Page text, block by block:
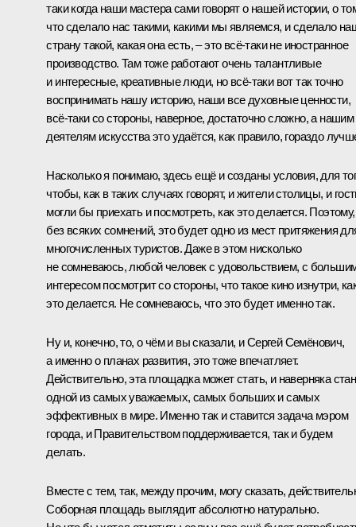
таки когда наши мастера сами говорят о нашей истории, о
что сделало нас такими, какими мы являемся, и сделало
страну такой, какая она есть, – это всё-таки не иностранное
производство. Там тоже работают очень талантливые
и интересные, креативные люди, но всё-таки вот так точно
воспринимать нашу историю, наши все духовные ценности,
всё-таки со стороны, наверное, достаточно сложно, а нашим
деятелям искусства это удаётся, как правило, гораздо
Насколько я понимаю, здесь ещё и созданы условия, для
чтобы, как в таких случаях говорят, и жители столицы, и
могли бы приехать и посмотреть, как это делается. Поэтому,
без всяких сомнений, это будет одно из мест притяжения
многочисленных туристов. Даже в этом нисколько
не сомневаюсь, любой человек с удовольствием, с
интересом посмотрит со стороны, что такое кино изнутри,
это делается. Не сомневаюсь, что это будет именно так.
Ну и, конечно, то, о чём и вы сказали, и Сергей Семёнович,
а именно о планах развития, это тоже впечатляет.
Действительно, эта площадка может стать, и наверняка
одной из самых уважаемых, самых больших и самых
эффективных в мире. Именно так и ставится задача мэром
города, и Правительством поддерживается, так и будем
делать.
Вместе с тем, так, между прочим, могу сказать,
Соборная площадь выглядит абсолютно натурально.